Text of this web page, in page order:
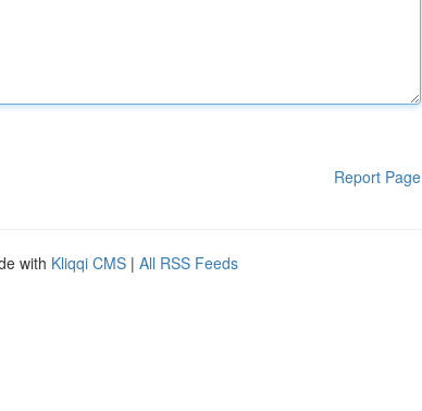
Report Page
with Kliqqi CMS | All RSS Feeds